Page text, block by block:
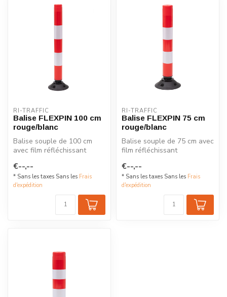
RI-TRAFFIC
Balise FLEXPIN 100 cm
rouge/blanc
Balise souple de 100 cm
avec film réfléchissant
par...
€--,--
* Sans les taxes Sans les Frais
d'expédition
RI-TRAFFIC
Balise FLEXPIN 75 cm
rouge/blanc
Balise souple de 75 cm avec
film réfléchissant
park...
€--,--
* Sans les taxes Sans les Frais
d'expédition